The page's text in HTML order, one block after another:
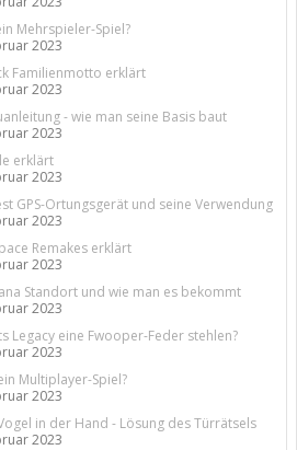
Mehrspieler-Spiel?
2023
Familienmotto erklärt
2023
- wie man seine Basis baut
2023
erklärt
2023
GPS-Ortungsgerät und seine Verwendung
2023
Remakes erklärt
2023
Standort und wie man es bekommt
2023
Legacy eine Fwooper-Feder stehlen?
2023
Multiplayer-Spiel?
2023
in der Hand - Lösung des Türrätsels
2023